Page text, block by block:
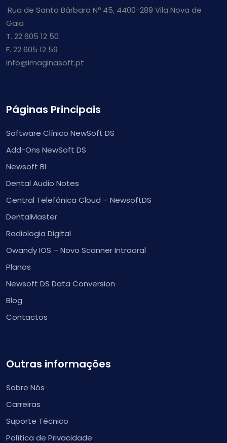
Rua de Santa Bárbara Nº 45, 4400-289 Vila Nova de
Gaia
T. 22 605 12 50
F. 22 605 12 59
info@imaginasoft.pt
Páginas Principais
Software Clínico NewSoft DS
Add-Ons NewSoft DS
Newsoft BI
Dental Audio Notes
Central Telefónica Cloud – NewsoftDS
DentalMaster
Radiologia Digital
Owandy IOS – Novo Scanner Intraoral
Planos
Newsoft DS Data Conversion
Blog
Contactos
Outras informações
Sobre Nós
Carreiras
Suporte Técnico
Política de Privacidade